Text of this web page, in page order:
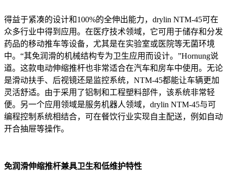
得益于紧凑的设计和100%的全伸出能力，drylin NTM-45可在
众多行业中得到应用。在医疗技术领域，它可用于储存和分发
药品的移动推车等设备，尤其是在实验室或医院等无菌环境
中。“其免润滑的机械结构专为卫生应用而设计。”Hornung说
道。这款电动伸缩推杆也非常适合在汽车和房车中使用。无论
是滑动扶手、后视镜还是监控系统，NTM-45都能让车辆更加
灵活舒适。由于采用了铝制和工程塑料部件，该系统非常轻
便。另一个应用领域是服务机器人领域，drylin NTM-45与可
编程控制系统相结合，可在餐饮行业实现自主配送，例如自动
开合抽屉等操作。
免润滑伸缩推杆兼具卫生和低维护特性